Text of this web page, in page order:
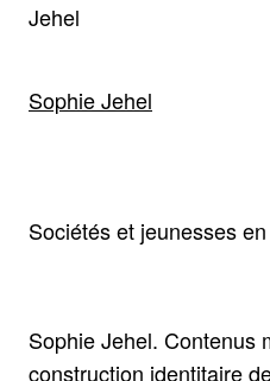
Jehel
Sophie Jehel
Sociétés et jeunesses
Sophie Jehel. Contenus
construction identitaire